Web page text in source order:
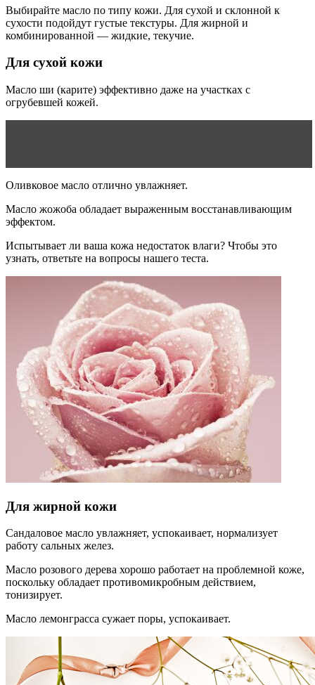
Выбирайте масло по типу кожи. Для сухой и склонной к
сухости подойдут густые текстуры. Для жирной и
комбинированной — жидкие, текучие.
Для сухой кожи
Масло ши (карите) эффективно даже на участках с
огрубевшей кожей.
Оливковое масло отлично увлажняет.
Масло жожоба обладает выраженным восстанавливающим
эффектом.
Испытывает ли ваша кожа недостаток влаги? Чтобы это
узнать, ответьте на вопросы нашего теста.
Для жирной кожи
Сандаловое масло увлажняет, успокаивает, нормализует
работу сальных желез.
Масло розового дерева хорошо работает на проблемной коже,
поскольку обладает противомикробным действием,
тонизирует.
Масло лемонграсса сужает поры, успокаивает.